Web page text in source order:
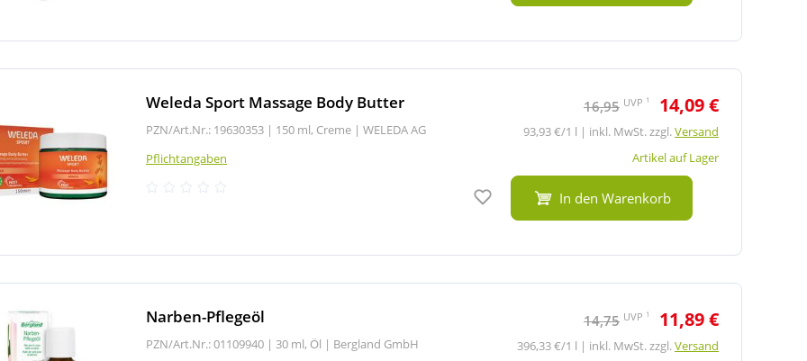
Weleda Sport Massage Body Butter
PZN/Art.Nr.: 19630353 | 150 ml, Creme | WELEDA AG
Pflichtangaben
16,95 UVP 1 14,09 €
93,93 €/1 l | inkl. MwSt. zzgl.Versand
Artikel auf Lager
Auf den Merkzettel
In den Warenkorb
Narben-Pflegeöl
PZN/Art.Nr.: 01109940 | 30 ml, Öl | Bergland GmbH
14,75 UVP 1 11,89 €
396,33 €/1 l | inkl. MwSt. zzgl.Versand